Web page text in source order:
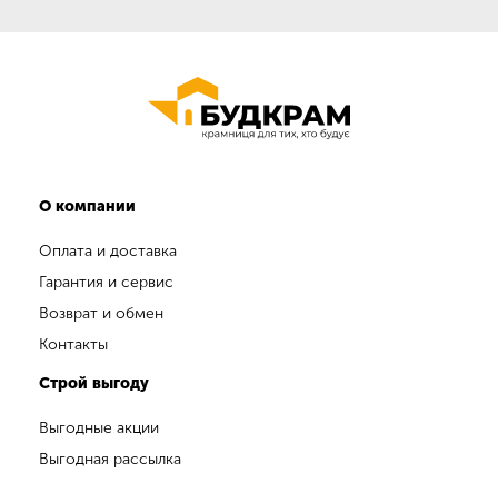
О компании
Оплата и доставка
Гарантия и сервис
Возврат и обмен
Контакты
Строй выгоду
Выгодные акции
Выгодная рассылка